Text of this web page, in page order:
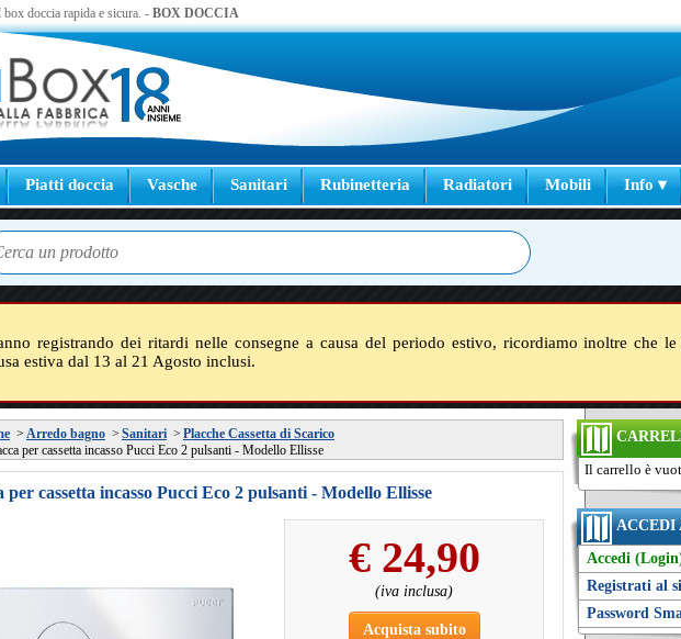
doccia rapida e sicura. - BOX DOCCIA
Piatti doccia Vasche Sanitari Rubinetteria Radiatori Mobili Info ▾
registrando dei ritardi nelle consegne a causa del periodo estivo, ricordiamo inoltre che
estiva dal 13 al 21 Agosto inclusi.
Il carrello è
ACCEDI
Accedi
Registrati al
Password
> Arredo bagno > Sanitari > Placche Cassetta di Scarico
per cassetta incasso Pucci Eco 2 pulsanti - Modello Ellisse
per cassetta incasso Pucci Eco 2 pulsanti - Modello Ellisse
€ 24,90
(iva inclusa)
Acquista subito